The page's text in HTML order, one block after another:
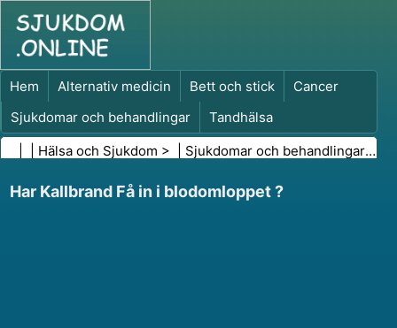
Hem Alternativ medicin Bett och stick
Cancer
Sjukdomar och behandlingar
Tandhälsa
Kost och näring
Familjehälsa
Hälsa och Sjukdom > | Sjukdomar och behandlingar|
Har Kallbrand Få in i blodomloppet ?